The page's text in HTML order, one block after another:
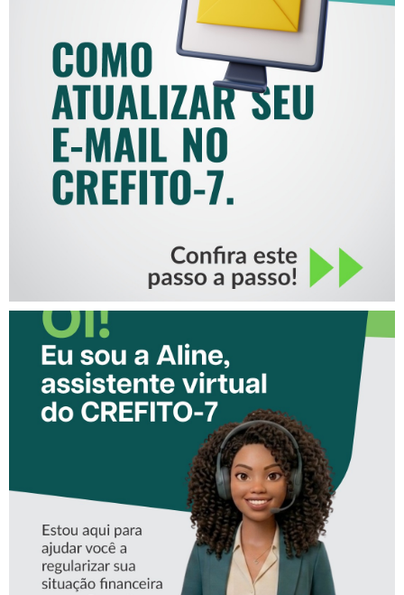
COMO ATUALIZAR SEU E-
MAIL NO CREFITO-7
CONHEÇA A ‘ALINE’,
ASSISTENTE VIRTUAL DO
CREFITO-7